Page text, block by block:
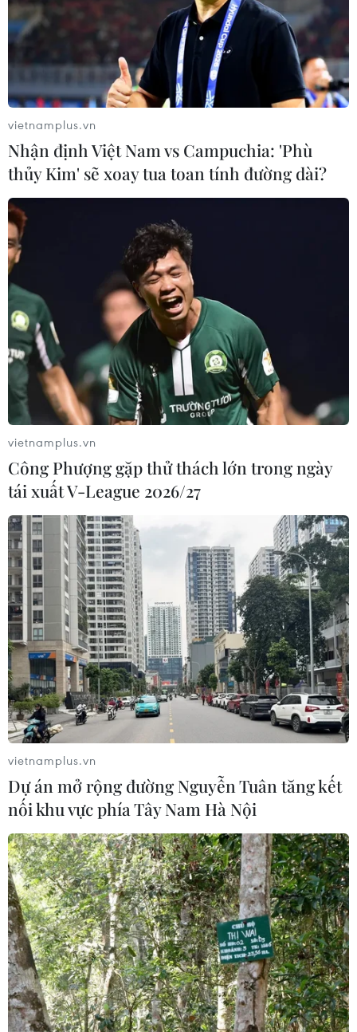
Thành lập Hội đồng thẩm định nhiệm vụ
lập quy hoạch tỉnh
16/07/2019 22:19
Hội đồng có nhiệm vụ tổ chức thẩm định nhiệm vụ lập
quy hoạch tỉnh thời kỳ 2021-2030, tầm nhìn đến năm
2045 cho 63 tỉnh, thành phố trực thuộc Trung ương trước
khi trình Thủ tướng Chính phủ phê duyệt.
vietnamplus.vn
Nhận định Việt Nam vs Campuchia: 'Phù
thủy Kim' sẽ xoay tua toan tính đường dài?
vietnamplus.vn
Công Phượng gặp thử thách lớn trong ngày
tái xuất V-League 2026/27
vietnamplus.vn
Dự án mở rộng đường Nguyễn Tuân tăng kết
nối khu vực phía Tây Nam Hà Nội